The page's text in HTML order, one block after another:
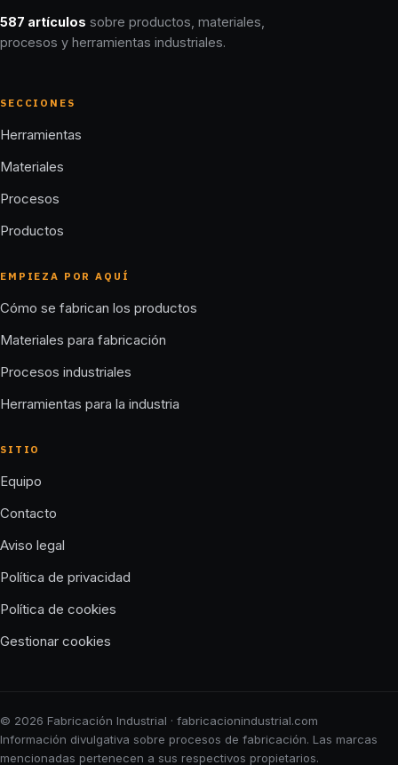
587 artículos sobre productos, materiales,
procesos y herramientas industriales.
SECCIONES
Herramientas
Materiales
Procesos
Productos
EMPIEZA POR AQUÍ
Cómo se fabrican los productos
Materiales para fabricación
Procesos industriales
Herramientas para la industria
SITIO
Equipo
Contacto
Aviso legal
Política de privacidad
Política de cookies
Gestionar cookies
© 2026 Fabricación Industrial · fabricacionindustrial.com
Información divulgativa sobre procesos de fabricación. Las marcas
mencionadas pertenecen a sus respectivos propietarios.